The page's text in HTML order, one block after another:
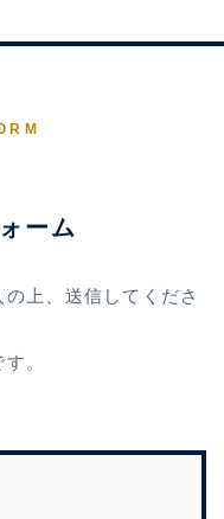
ーム
上、送信してくださ
。